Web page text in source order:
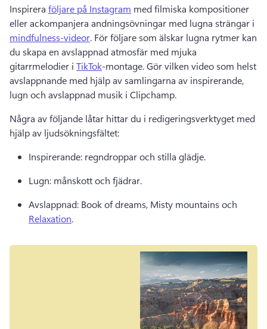
Inspirera följare på Instagram med filmiska kompositioner
eller ackompanjera andningsövningar med lugna strängar i
mindfulness-videor. För följare som älskar lugna rytmer kan
du skapa en avslappnad atmosfär med mjuka
gitarrmelodier i TikTok-montage. Gör vilken video som helst
avslappnande med hjälp av samlingarna av inspirerande,
lugn och avslappnad musik i Clipchamp.
Några av följande låtar hittar du i redigeringsverktyget med
hjälp av ljudsökningsfältet:
Inspirerande: regndroppar och stilla glädje.
Lugn: månskott och fjädrar.
Avslappnad: Book of dreams, Misty mountains och
Relaxation.